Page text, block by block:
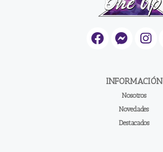
INFORMACIÓN
Nosotros
Novedades
Destacados